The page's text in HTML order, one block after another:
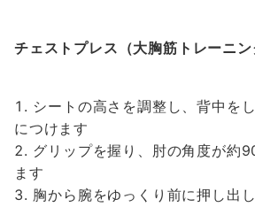
チェストプレス（大胸筋トレーニン
シートの高さを調整し、背中を
につけます
グリップを握り、肘の角度が約
ます
胸から腕をゆっくり前に押し出